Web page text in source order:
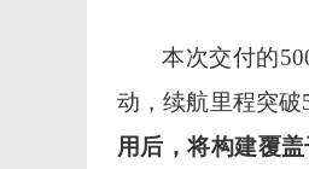
本次交付的
动，续航里程突破
用后，将构建覆